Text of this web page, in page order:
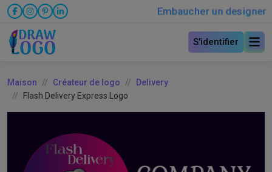
Embaucher un designer
S'identifier
Maison Créateur de logo
Delivery
Flash Delivery Express Logo